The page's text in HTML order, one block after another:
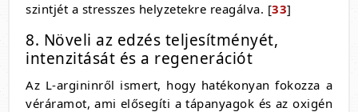
szintjét a stresszes helyzetekre reagálva. [33]
8. Növeli az edzés teljesítményét,
intenzitását és a regenerációt
Az L-argininről ismert, hogy hatékonyan fokozza a
véráramot, ami elősegíti a tápanyagok és az oxigén